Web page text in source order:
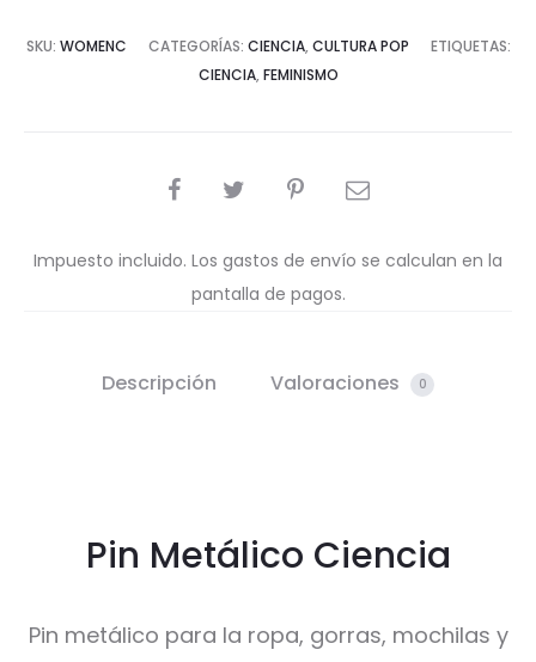
SKU: WOMENC CATEGORÍAS: CIENCIA, CULTURA POP
ETIQUETAS:
CIENCIA, FEMINISMO
COMPARTIR
Impuesto incluido. Los gastos de envío se calculan en la
pantalla de pagos.
Descripción Valoraciones 0
Pin Metálico Ciencia
Pin metálico para la ropa, gorras, mochilas y